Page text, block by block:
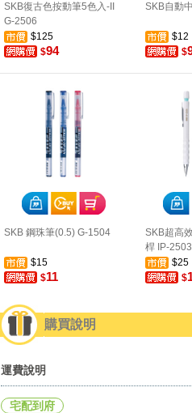
SKB復古色按動筆5色入-II
G-2506
$125
$94
SKB自動
$12
$
SKB 鋼珠筆(0.5) G-1504
$15
$11
SKB超高
桿 IP-2503
$25
$
購買說明
運費說明
宅配到府